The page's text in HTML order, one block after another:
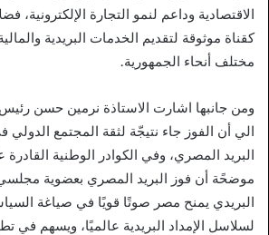
الاقتصادية وداعم لنمو التجارة الإلكترونية،
كقناة موثوقة لتقديم الخدمات البريدية
مختلف أنحاء الجمهورية.
ومن جانبها اشارت الاستاذة نرمين حسن
الي أن الفوز جاء نتيجّة لثقة المجتمع الدولي
البريد المصري، وفي الكوادر الوطنية القادرة
موضحًة أن فوز البريد المصري بعضوية مجلسي
البريدي يمنح مصر صوتًا قويًا في صياغة
لسلاسل الإمداد البريدية عالميًا، ويسهم في